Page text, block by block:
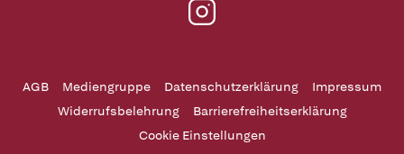
AGB Mediengruppe Datenschutzerklärung
Impressum
Widerrufsbelehrung
Barrierefreiheitserklärung
Cookie Einstellungen